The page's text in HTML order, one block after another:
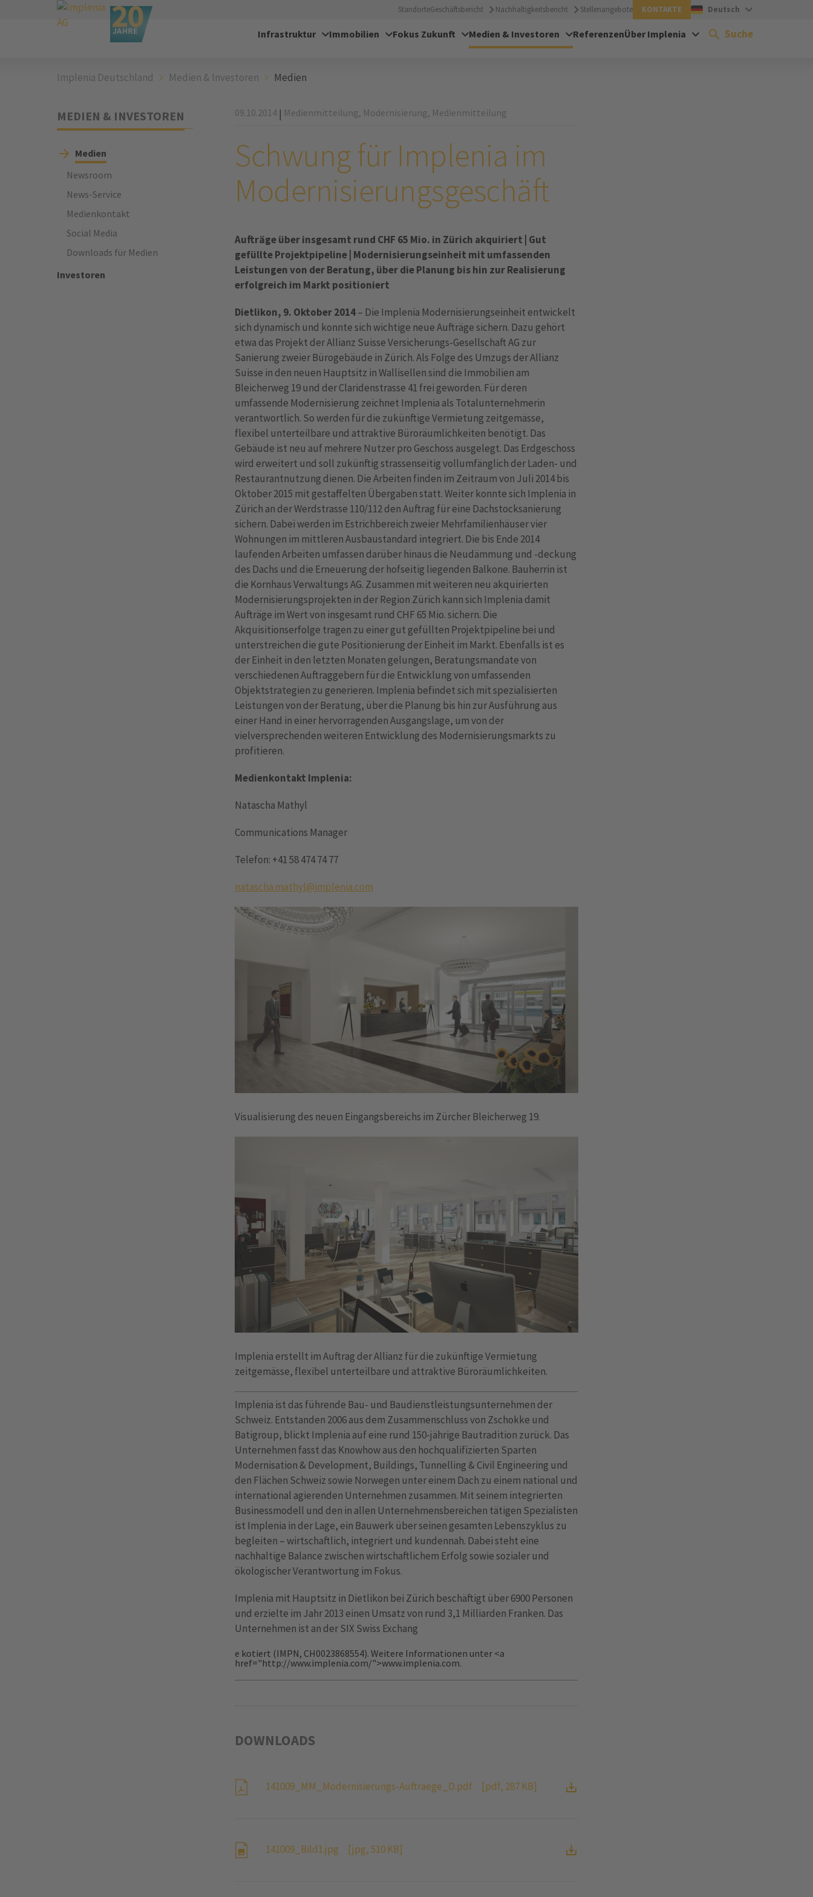
StandorteGeschäftsbericht Nachhaltigkeitsbericht Stellenangebote KONTAKTE Deutsch
Infrastruktur Immobilien Fokus Zukunft Medien & Investoren ReferenzenÜber Implenia Suche
Implenia Deutschland Medien & Investoren Medien
MEDIEN & INVESTOREN
Medien
Newsroom
News-Service
Medienkontakt
Social Media
Downloads für Medien
Investoren
09.10.2014 | Medienmitteilung, Modernisierung, Medienmitteilung
Schwung für Implenia im
Modernisierungsgeschäft
Aufträge über insgesamt rund CHF 65 Mio. in Zürich akquiriert | Gut
gefüllte Projektpipeline | Modernisierungseinheit mit umfassenden
Leistungen von der Beratung, über die Planung bis hin zur Realisierung
erfolgreich im Markt positioniert
Dietlikon, 9. Oktober 2014– Die Implenia Modernisierungseinheit entwickelt
sich dynamisch und konnte sich wichtige neue Aufträge sichern. Dazu gehört
etwa das Projekt der Allianz Suisse Versicherungs-Gesellschaft AG zur
Sanierung zweier Bürogebäude in Zürich. Als Folge des Umzugs der Allianz
Suisse in den neuen Hauptsitz in Wallisellen sind die Immobilien am
Bleicherweg 19 und der Claridenstrasse 41 frei geworden. Für deren
umfassende Modernisierung zeichnet Implenia als Totalunternehmerin
verantwortlich. So werden für die zukünftige Vermietung zeitgemässe,
flexibel unterteilbare und attraktive Büroräumlichkeiten benötigt. Das
Gebäude ist neu auf mehrere Nutzer pro Geschoss ausgelegt. Das Erdgeschoss
wird erweitert und soll zukünftig strassenseitig vollumfänglich der Laden- und
Restaurantnutzung dienen. Die Arbeiten finden im Zeitraum von Juli 2014 bis
Oktober 2015 mit gestaffelten Übergaben statt. Weiter konnte sich Implenia in
Zürich an der Werdstrasse 110/112 den Auftrag für eine Dachstocksanierung
sichern. Dabei werden im Estrichbereich zweier Mehrfamilienhäuser vier
Wohnungen im mittleren Ausbaustandard integriert. Die bis Ende 2014
laufenden Arbeiten umfassen darüber hinaus die Neudämmung und -deckung
des Dachs und die Erneuerung der hofseitig liegenden Balkone. Bauherrin ist
die Kornhaus Verwaltungs AG. Zusammen mit weiteren neu akquirierten
Modernisierungsprojekten in der Region Zürich kann sich Implenia damit
Aufträge im Wert von insgesamt rund CHF 65 Mio. sichern. Die
Akquisitionserfolge tragen zu einer gut gefüllten Projektpipeline bei und
unterstreichen die gute Positionierung der Einheit im Markt. Ebenfalls ist es
der Einheit in den letzten Monaten gelungen, Beratungsmandate von
verschiedenen Auftraggebern für die Entwicklung von umfassenden
Objektstrategien zu generieren. Implenia befindet sich mit spezialisierten
Leistungen von der Beratung, über die Planung bis hin zur Ausführung aus
einer Hand in einer hervorragenden Ausgangslage, um von der
vielversprechenden weiteren Entwicklung des Modernisierungsmarkts zu
profitieren.
Medienkontakt Implenia:
Natascha Mathyl
Communications Manager
Telefon: +41 58 474 74 77
natascha.mathyl@implenia.com
Visualisierung des neuen Eingangsbereichs im Zürcher Bleicherweg 19.
Implenia erstellt im Auftrag der Allianz für die zukünftige Vermietung
zeitgemässe, flexibel unterteilbare und attraktive Büroräumlichkeiten.
Implenia ist das führende Bau- und Baudienstleistungsunternehmen der
Schweiz. Entstanden 2006 aus dem Zusammenschluss von Zschokke und
Batigroup, blickt Implenia auf eine rund 150-jährige Bautradition zurück. Das
Unternehmen fasst das Knowhow aus den hochqualifizierten Sparten
Modernisation & Development, Buildings, Tunnelling & Civil Engineering und
den Flächen Schweiz sowie Norwegen unter einem Dach zu einem national und
international agierenden Unternehmen zusammen. Mit seinem integrierten
Businessmodell und den in allen Unternehmensbereichen tätigen Spezialisten
ist Implenia in der Lage, ein Bauwerk über seinen gesamten Lebenszyklus zu
begleiten – wirtschaftlich, integriert und kundennah. Dabei steht eine
nachhaltige Balance zwischen wirtschaftlichem Erfolg sowie sozialer und
ökologischer Verantwortung im Fokus.
Implenia mit Hauptsitz in Dietlikon bei Zürich beschäftigt über 6900 Personen
und erzielte im Jahr 2013 einen Umsatz von rund 3,1 Milliarden Franken. Das
Unternehmen ist an der SIX Swiss Exchang
e kotiert (IMPN, CH0023868554). Weitere Informationen unter <a
href="http://www.implenia.com/">www.implenia.com.
DOWNLOADS
141009_MM_Modernisierungs-Auftraege_D.pdf [pdf, 287 KB]
141009_Bild1.jpg [jpg, 510 KB]